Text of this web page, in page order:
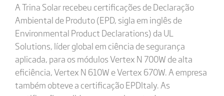
A Trina Solar recebeu certificações de Declaração
Ambiental de Produto (EPD, sigla em inglês de
Environmental Product Declarations) da UL
Solutions, líder global em ciência de segurança
aplicada, para os módulos Vertex N 700W de alta
eficiência, Vertex N 610W e Vertex 670W. A empresa
também obteve a certificação EPDItaly. As